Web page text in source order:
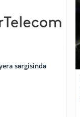
sərgisində